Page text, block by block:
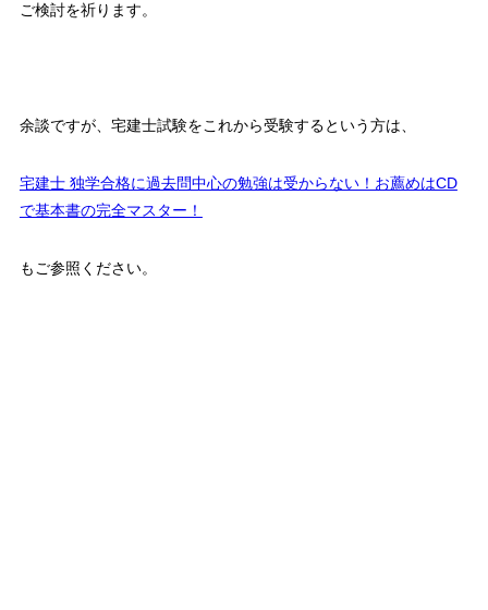
ご検討を祈ります。
余談ですが、宅建士試験をこれから受験するという方は、
宅建士 独学合格に過去問中心の勉強は受からない！お薦めはCD
で基本書の完全マスター！
もご参照ください。